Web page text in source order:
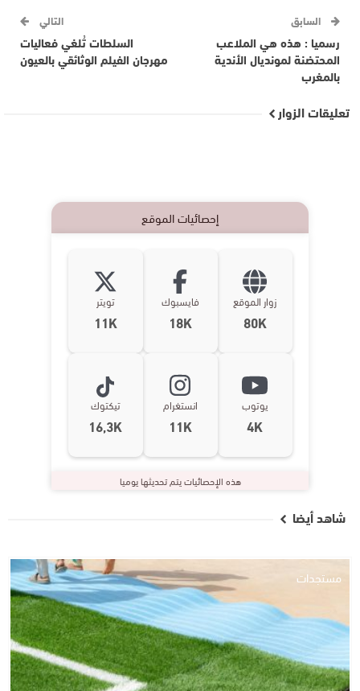
السابق
رسميا : هذه هي الملاعب
المحتضنة لمونديال الأندية
بالمغرب
التالي
السلطات تُلغي فعاليات
مهرجان الفيلم الوثائقي بالعيون
تعليقات الزوار
إحصائيات الموقع
زوار الموقع
80K
فايسبوك
18K
تويتر
11K
يوتوب
4K
انستغرام
11K
تيكتوك
16,3K
هذه الإحصائيات يتم تحديثها يوميا
شاهد أيضا
مستجدات